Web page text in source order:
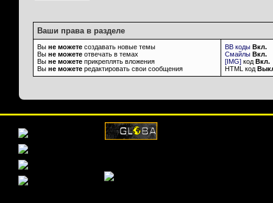
Ваши права в разделе
Вы не можете создавать новые темы
Вы не можете отвечать в темах
Вы не можете прикреплять вложения
Вы не можете редактировать свои сообщения
BB коды Вкл.
Смайлы Вкл.
[IMG] код Вкл.
HTML код